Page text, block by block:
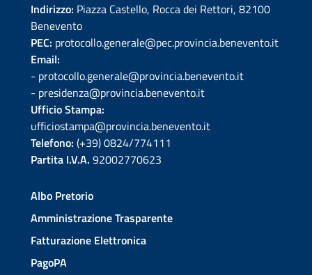
Indirizzo: Piazza Castello, Rocca dei Rettori, 82100
Benevento
PEC: protocollo.generale@pec.provincia.benevento.it
Email:
- protocollo.generale@provincia.benevento.it
- presidenza@provincia.benevento.it
Ufficio Stampa:
ufficiostampa@provincia.benevento.it
Telefono: (+39) 0824/774111
Partita I.V.A. 92002770623
Albo Pretorio
Amministrazione Trasparente
Fatturazione Elettronica
PagoPA